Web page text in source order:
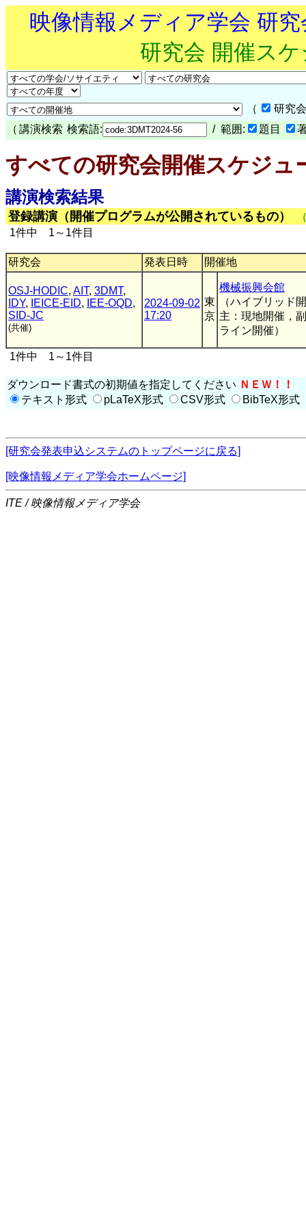
映像情報メディア学会 研
研究会 開催ス
（
研究
（ 講演検索 検索語: / 範囲: 題目
すべての研究会開催スケジュ
講演検索結果
登録講演（開催プログラムが公開されているもの）
1件中 1～1件目
研究会 発表日時 開催地
OSJ-HODIC, AIT, 3DMT,
IDY, IEICE-EID, IEE-OQD,
SID-JC
(共催)
2024-09-02
17:20
東
京
機械振興会館
（ハイブリッド
主：現地開催，
ライン開催）
1件中 1～1件目
ダウンロード書式の初期値を指定してください ＮＥＷ！！
テキスト形式
pLaTeX形式 CSV形式 BibTeX形式
[研究会発表申込システムのトップページに戻る]
[映像情報メディア学会ホームページ]
ITE / 映像情報メディア学会